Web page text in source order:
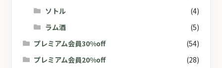
ソトル
(4)
ラム酒
(5)
プレミアム会員30%off
(54)
プレミアム会員20%off
(28)